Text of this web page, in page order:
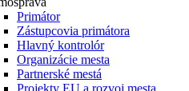
Primátor
Zástupcovia primátora
Hlavný kontrolór
Organizácie mesta
Partnerské mestá
Projekty EU a rozvoj mesta